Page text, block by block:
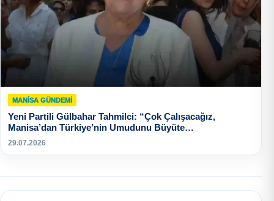
MANISA GÜNDEMI
Yeni Partili Gülbahar Tahmilci: “Çok Çalışacağız,
Manisa’dan Türkiye’nin Umudunu Büyüte…
29.07.2026